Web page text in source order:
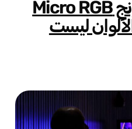
تلفزيونات سامسونج Micro RGB
ليست